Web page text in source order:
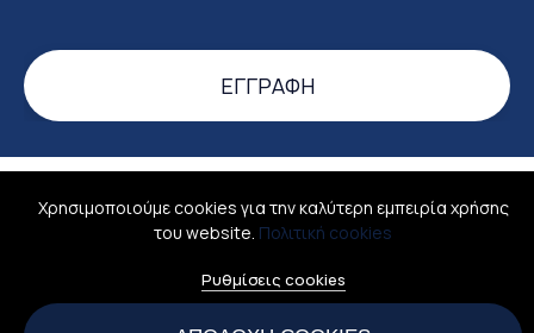
ΕΓΓΡΑΦΉ
Σύνδεση Σχετικά Όροι χρήσης
Επικοινωνία
Ellinismosonline - Ψηφιακός Ελληνισμός
Χρησιμοποιούμε cookies για την καλύτερη εμπειρία χρήσης
του website. Πολιτική cookies
Ρυθμίσεις cookies